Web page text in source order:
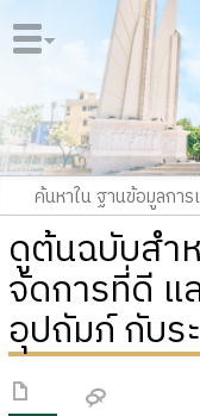
ดูต้นฉบับสำ
จัดการที่ดี
อุปถัมภ์ กับร